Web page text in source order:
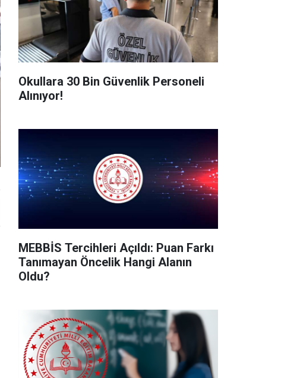
Okullara 30 Bin Güvenlik Personeli
Alınıyor!
MEBBİS Tercihleri Açıldı: Puan Farkı
Tanımayan Öncelik Hangi Alanın
Oldu?